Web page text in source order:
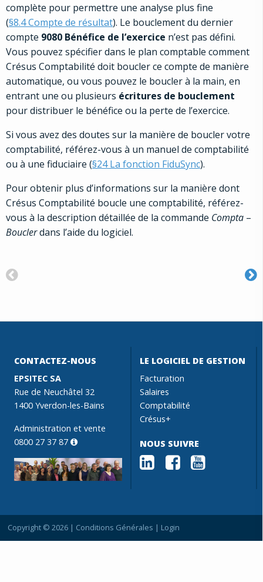
complète pour permettre une analyse plus fine
(§8.4 Compte de résultat). Le bouclement du dernier
compte 9080 Bénéfice de l’exercice n’est pas défini.
Vous pouvez spécifier dans le plan comptable comment
Crésus Comptabilité doit boucler ce compte de manière
automatique, ou vous pouvez le boucler à la main, en
entrant une ou plusieurs écritures de bouclement
pour distribuer le bénéfice ou la perte de l’exercice.
Si vous avez des doutes sur la manière de boucler votre
comptabilité, référez-vous à un manuel de comptabilité
ou à une fiduciaire (§24 La fonction FiduSync).
Pour obtenir plus d’informations sur la manière dont
Crésus Comptabilité boucle une comptabilité, référez-
vous à la description détaillée de la commande Compta –
Bouclerdans l’aide du logiciel.
CONTACTEZ-NOUS
EPSITEC SA
Rue de Neuchâtel 32
1400 Yverdon-les-Bains
Administration et vente
0800 27 37 87
LE LOGICIEL DE GESTION
Facturation
Salaires
Comptabilité
Crésus+
NOUS SUIVRE
Copyright © 2026 | Conditions Générales | Login